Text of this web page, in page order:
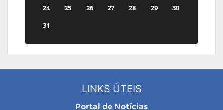
24
25 26 27 28 29
30
31
LINKS ÚTEIS
Portal de Notícias